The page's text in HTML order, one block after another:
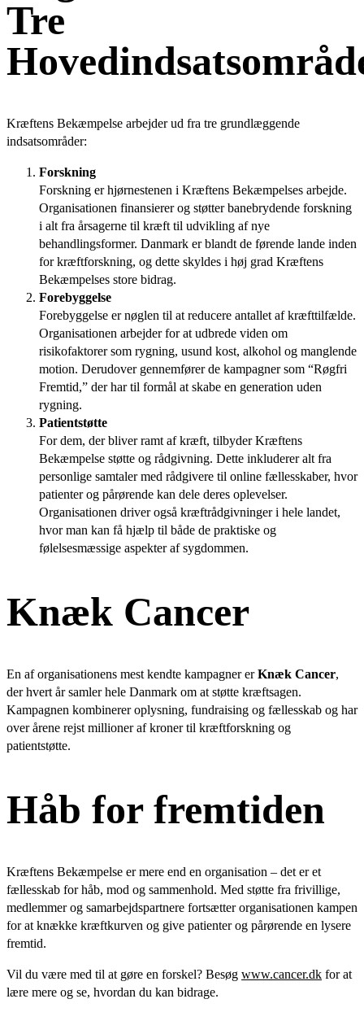
Tre
Kræftens Bekæmpelse arbejder ud fra tre grundlæggende
indsatsområder:
Forskning
Forskning er hjørnestenen i Kræftens Bekæmpelses arbejde.
Organisationen finansierer og støtter banebrydende forskning
i alt fra årsagerne til kræft til udvikling af nye
behandlingsformer. Danmark er blandt de førende lande inden
for kræftforskning, og dette skyldes i høj grad Kræftens
Bekæmpelses store bidrag.
Forebyggelse
Forebyggelse er nøglen til at reducere antallet af kræfttilfælde.
Organisationen arbejder for at udbrede viden om
risikofaktorer som rygning, usund kost, alkohol og manglende
motion. Derudover gennemfører de kampagner som “Røgfri
Fremtid,” der har til formål at skabe en generation uden
rygning.
Patientstøtte
For dem, der bliver ramt af kræft, tilbyder Kræftens
Bekæmpelse støtte og rådgivning. Dette inkluderer alt fra
personlige samtaler med rådgivere til online fællesskaber, hvor
patienter og pårørende kan dele deres oplevelser.
Organisationen driver også kræftrådgivninger i hele landet,
hvor man kan få hjælp til både de praktiske og
følelsesmæssige aspekter af sygdommen.
Knæk Cancer
En af organisationens mest kendte kampagner erKnæk Cancer,
der hvert år samler hele Danmark om at støtte kræftsagen.
Kampagnen kombinerer oplysning, fundraising og fællesskab og har
over årene rejst millioner af kroner til kræftforskning og
patientstøtte.
Håb for fremtiden
Kræftens Bekæmpelse er mere end en organisation – det er et
fællesskab for håb, mod og sammenhold. Med støtte fra frivillige,
medlemmer og samarbejdspartnere fortsætter organisationen kampen
for at knække kræftkurven og give patienter og pårørende en lysere
fremtid.
Vil du være med til at gøre en forskel? Besøg www.cancer.dk for at
lære mere og se, hvordan du kan bidrage.